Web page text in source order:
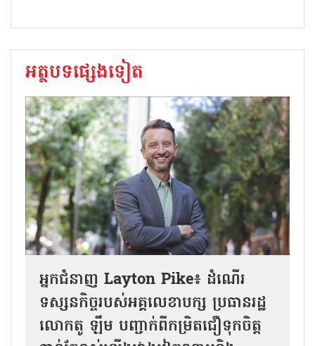
អត្ថបទផ្សេងទៀត
អ្នកជំនាញ Layton Pike៖ ដំណើរ
ទស្សនកិច្ចរបស់អគ្គលេខាបក្ស ប្រធានរដ្ឋ
លោកតូ ឡឹម បញ្ជាក់ពីកម្រិតជឿទុកចិត្ត